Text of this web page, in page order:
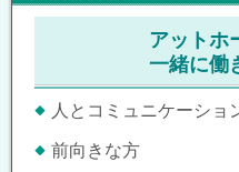
アットホ
一緒に働
人とコミュニケーショ
前向きな方